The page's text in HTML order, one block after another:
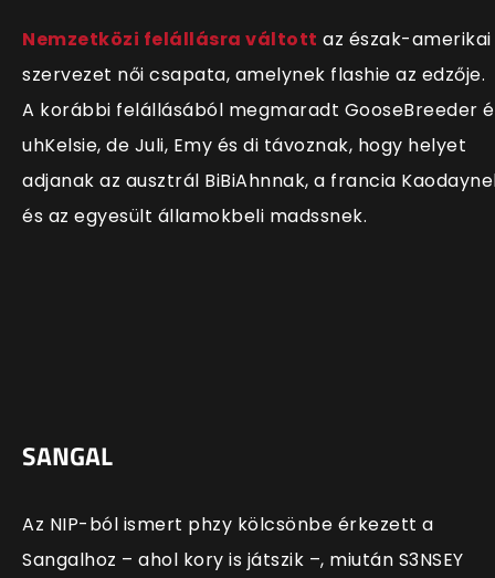
Nemzetközi felállásra váltott az észak-amerikai
szervezet női csapata, amelynek flashie az edzője.
A korábbi felállásából megmaradt GooseBreeder
uhKelsie, de Juli, Emy és di távoznak, hogy helyet
adjanak az ausztrál BiBiAhnnak, a francia
és az egyesült államokbeli madssnek.
SANGAL
Az NIP-ból ismert phzy kölcsönbe érkezett a
Sangalhoz – ahol kory is játszik –, miután S3NSEY